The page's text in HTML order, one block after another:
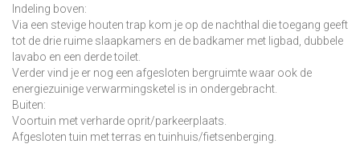
Indeling boven:
Via een stevige houten trap kom je op de nachthal die toegang geeft
tot de drie ruime slaapkamers en de badkamer met ligbad, dubbele
lavabo en een derde toilet.
Verder vind je er nog een afgesloten bergruimte waar ook de
energiezuinige verwarmingsketel is in ondergebracht.
Buiten:
Voortuin met verharde oprit/parkeerplaats.
Afgesloten tuin met terras en tuinhuis/fietsenberging.